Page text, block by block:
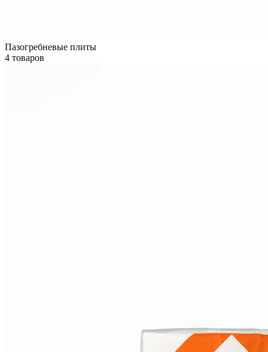
Пазогребневые плиты
4 товаров